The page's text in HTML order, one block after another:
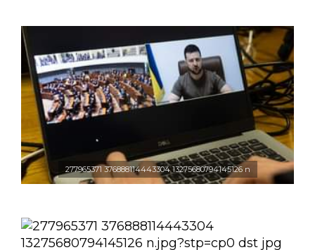
277965371 376888114443304 13275680794145126 n